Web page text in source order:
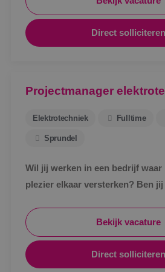
Direct solliciteren
Projectmanager
Elektrotechniek Fulltime
Sprundel
Wil jij werken in een bedrijf waar
plezier elkaar versterken? Ben jij
Dan zoeken we jou!Bekijk vacature
Direct solliciteren